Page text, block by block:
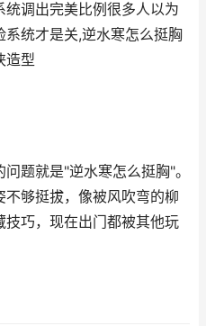
调出完美比例很多人以为
统才是关,逆水寒怎么挺胸
造型
题就是"逆水寒怎么挺胸"。
够挺拔，像被风吹弯的柳
巧，现在出门都被其他玩